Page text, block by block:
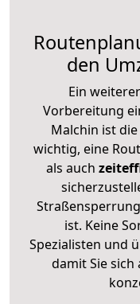
den
Ein
Vorbereitung
Malchin ist die
wichtig, eine
als auch
ist. Keine
Spezialisten und
damit Sie sich